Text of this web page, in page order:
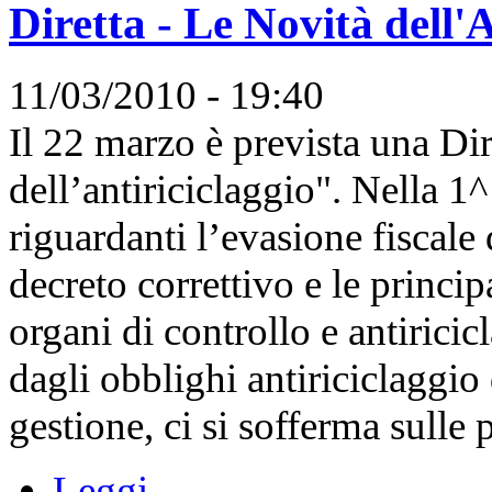
Diretta - Le Novità
11/03/2010 - 19:40
Il 22 marzo è prevista una
dell’antiriciclaggio". Nella
riguardanti l’evasione
decreto correttivo e le
organi di controllo e
dagli obblighi
gestione, ci si sofferma